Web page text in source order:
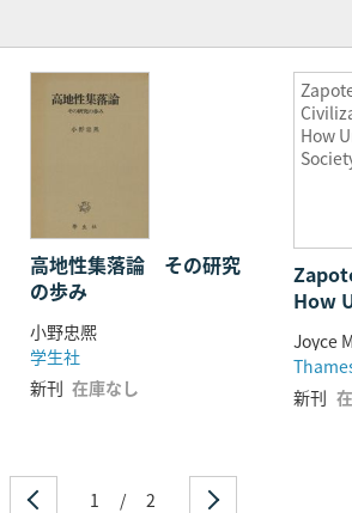
高地性集落論 その研究
の歩み
小野忠熈
学生社
新刊 在庫なし
How
カ文
コの
渓谷
会は
に発
(ハー
ー)
How
文明:
カ渓
新刊
1 / 2